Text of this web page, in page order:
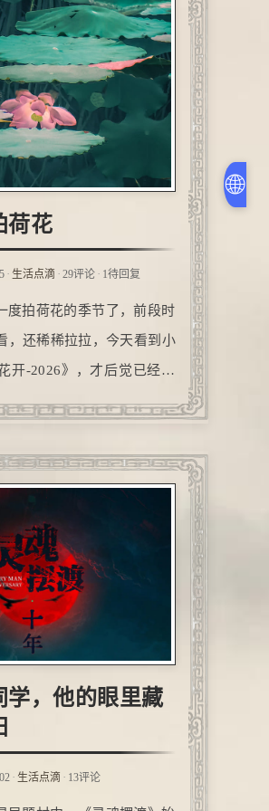
荷花
· 生活点滴 · 29评论 · 1待回复
度拍荷花的季节了，前段时
，还稀稀拉拉，今天看到小
开-2026》，才后觉已经全
手机充了电，想着找地方去
拍了几张。这个拍荷花是每
学，他的眼里藏
· 生活点滴 · 13评论
🌐